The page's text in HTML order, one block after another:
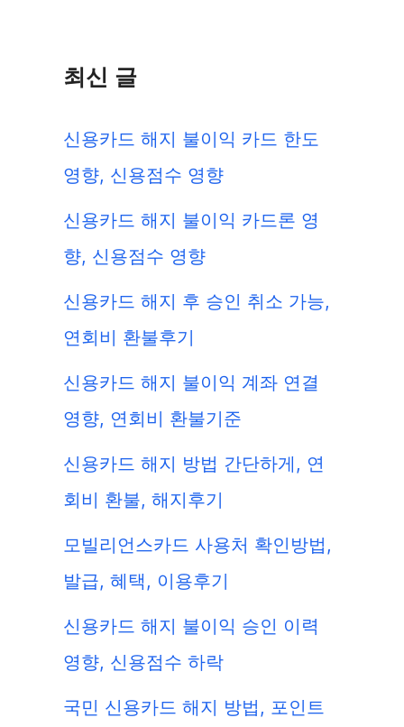
최신 글
신용카드 해지 불이익 카드 한도
영향, 신용점수 영향
신용카드 해지 불이익 카드론 영
향, 신용점수 영향
신용카드 해지 후 승인 취소 가능,
연회비 환불후기
신용카드 해지 불이익 계좌 연결
영향, 연회비 환불기준
신용카드 해지 방법 간단하게, 연
회비 환불, 해지후기
모빌리언스카드 사용처 확인방법,
발급, 혜택, 이용후기
신용카드 해지 불이익 승인 이력
영향, 신용점수 하락
국민 신용카드 해지 방법, 포인트